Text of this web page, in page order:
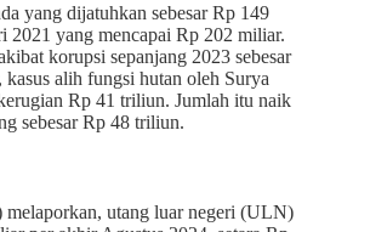
yang dijatuhkan sebesar Rp 149
2021 yang mencapai Rp 202 miliar.
korupsi sepanjang 2023 sebesar
alih fungsi hutan oleh Surya
Rp 41 triliun. Jumlah itu naik
sebesar Rp 48 triliun.
utang luar negeri (ULN)